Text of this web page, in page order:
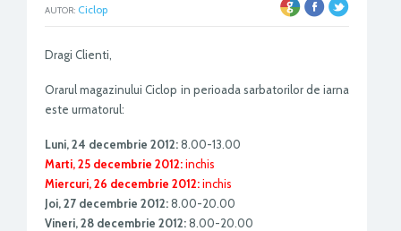
AUTOR: Ciclop
Dragi Clienti,
Orarul magazinului Ciclop in perioada sarbatorilor de iarna
este urmatorul:
Luni, 24 decembrie 2012:8.00-13.00
Marti, 25 decembrie 2012:inchis
Miercuri, 26 decembrie 2012:inchis
Joi, 27 decembrie 2012:8.00-20.00
Vineri, 28 decembrie 2012:8.00-20.00